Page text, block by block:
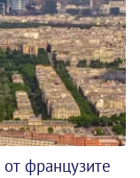
французите